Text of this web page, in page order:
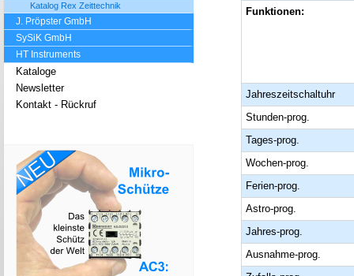
Katalog Rex Zeittechnik
J. Pröpster GmbH
SySiK GmbH
HT Instruments
Kataloge
Newsletter
Kontakt - Rückruf
Funktionen:
Jahreszeitschaltuhr
Stunden-prog.
Tages-prog.
Wochen-prog.
Ferien-prog.
Astro-prog.
Jahres-prog.
Ausnahme-prog.